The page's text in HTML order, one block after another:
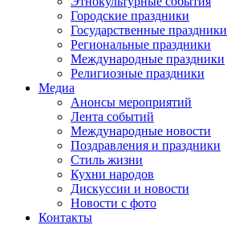
Городские праздники
Государственные праздники
Региональные праздники
Международные праздники
Религиозные праздники
Медиа
Анонсы мероприятий
Лента событий
Международные новости
Поздравления и праздники
Cтиль жизни
Кухни народов
Дискуссии и новости
Новости с фото
Контакты